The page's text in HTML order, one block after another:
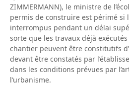
ZIMMERMANN), le ministre de
permis de construire est périmé si
interrompus pendant un délai
sorte que les travaux déjà exécutés
chantier peuvent être constitutifs
devant être constatés par
dans les conditions prévues par
l’urbanisme.